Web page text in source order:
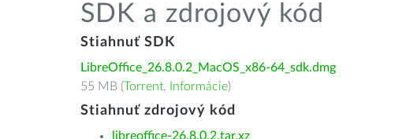
SDK a zdrojový kód
Stiahnuť SDK
LibreOffice_26.8.0.2_MacOS_x86-64_sdk.dmg
55 MB (Torrent, Informácie)
Stiahnuť zdrojový kód
libreoffice-26.8.0.2.tar.xz